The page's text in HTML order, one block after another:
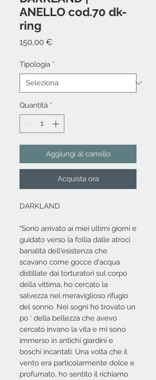
ANELLO cod.70 dk-
ring
150,00 €
Tipologia *
Quantità *
Aggiungi al carrello
Acquista ora
DARKLAND
"Sono arrivato ai miei ultimi giorni e
guidato verso la follia dalle atroci
banalità dell'esistenza che
scavano come gocce d'acqua
distillate dai torturatori sul corpo
della vittima, ho cercato la
salvezza nel meraviglioso rifugio
del sonno. Nei sogni ho trovato un
po ' della bellezza che avevo
cercato invano la vita e mi sono
immerso in antichi giardini e
boschi incantati. Una volta che il
vento era particolarmente dolce e
profumato, ho sentito il richiamo